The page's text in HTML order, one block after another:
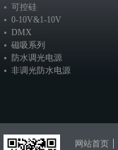
可控硅
0-10V&1-10V
DMX
磁吸系列
防水调光电源
非调光防水电源
网站首页